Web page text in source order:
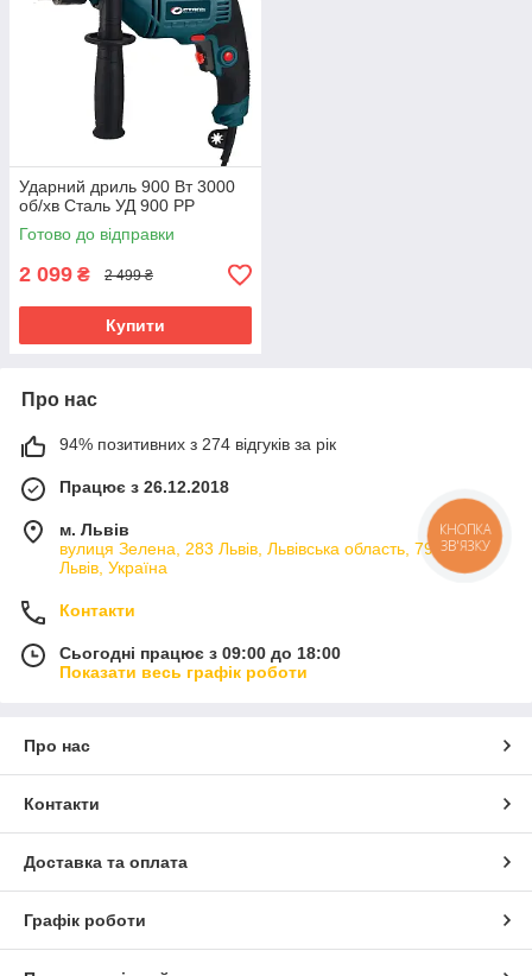
Ударний дриль 900 Вт 3000
об/хв Сталь УД 900 РР
Готово до відправки
2 099 ₴ 2 499 ₴
Купити
Про нас
94% позитивних з 274 відгуків за рік
Працює з 26.12.2018
м. Львів
вулиця Зелена, 283 Львів, Львівська область, 79066,
Львів, Україна
Контакти
Сьогодні працює з 09:00 до 18:00
Показати весь графік роботи
Про нас
Контакти
Доставка та оплата
Графік роботи
КНОПКА
ЗВ'ЯЗКУ